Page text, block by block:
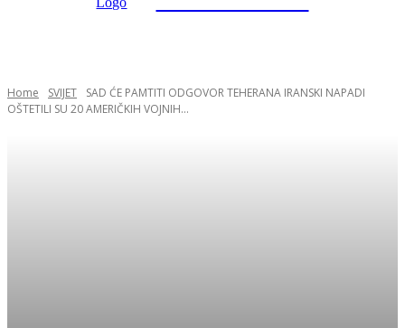
Home SVIJET
SAD ĆE PAMTITI ODGOVOR TEHERANA IRANSKI NAPADI
OŠTETILI SU 20 AMERIČKIH VOJNIH...